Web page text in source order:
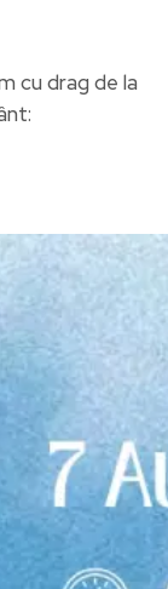
cu drag de la